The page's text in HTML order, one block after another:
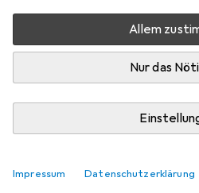
Allem
Nur das
Impressum Datenschutzerklärung
Zwischen Mi, 12.8. und Do,
Nur 3 Stück an Lager beim
Lieferort angeben für
FR